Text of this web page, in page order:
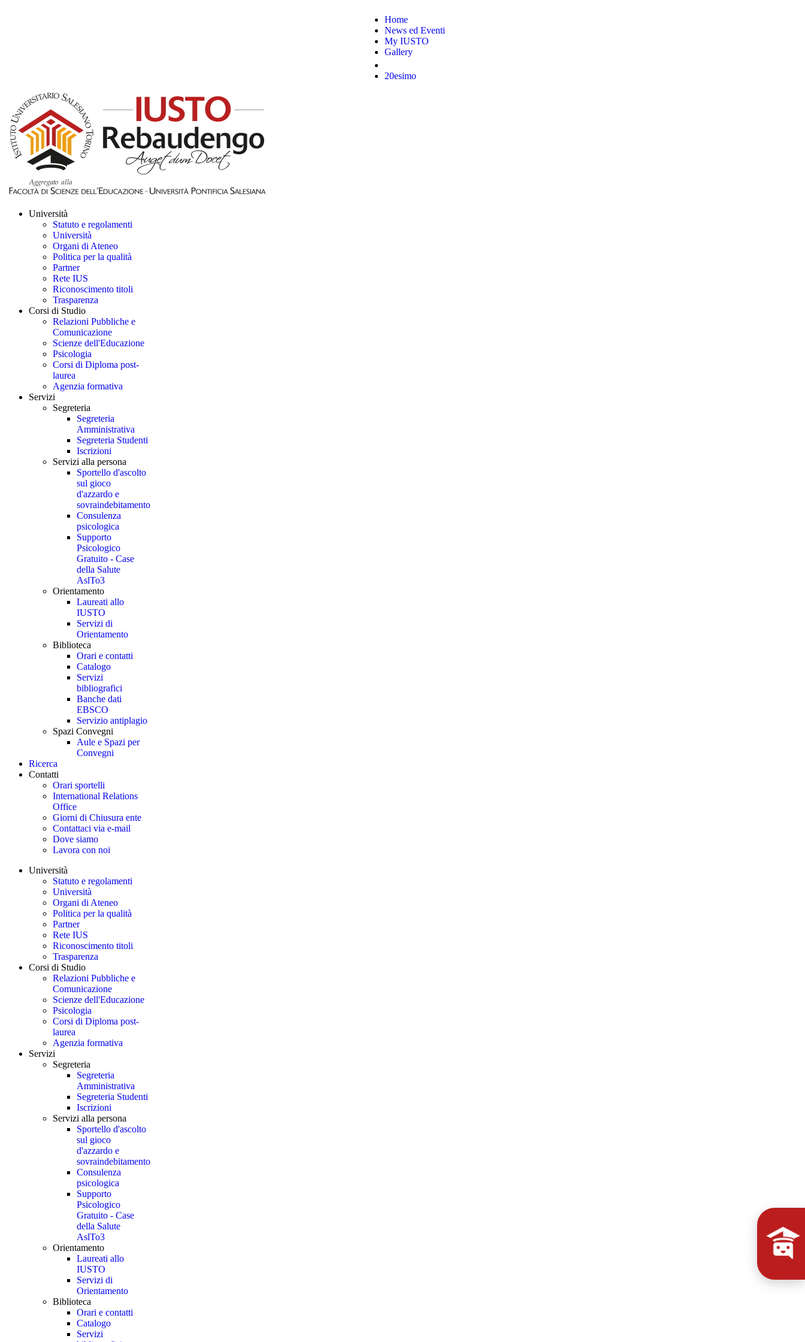
Home
News ed Eventi
My IUSTO
Gallery
20esimo
Università
Statuto e regolamenti
Università
Organi di Ateneo
Politica per la qualità
Partner
Rete IUS
Riconoscimento titoli
Trasparenza
Corsi di Studio
Relazioni Pubbliche e
Comunicazione
Scienze dell'Educazione
Psicologia
Corsi di Diploma post-
laurea
Agenzia formativa
Servizi
Segreteria
Segreteria
Amministrativa
Segreteria Studenti
Iscrizioni
Servizi alla persona
Sportello d'ascolto
sul gioco
d'azzardo e
sovraindebitamento
Consulenza
psicologica
Supporto
Psicologico
Gratuito - Case
della Salute
AslTo3
Orientamento
Laureati allo
IUSTO
Servizi di
Orientamento
Biblioteca
Orari e contatti
Catalogo
Servizi
bibliografici
Banche dati
EBSCO
Servizio antiplagio
Spazi Convegni
Aule e Spazi per
Convegni
Ricerca
Contatti
Orari sportelli
International Relations
Office
Giorni di Chiusura ente
Contattaci via e-mail
Dove siamo
Lavora con noi
Università
Statuto e regolamenti
Università
Organi di Ateneo
Politica per la qualità
Partner
Rete IUS
Riconoscimento titoli
Trasparenza
Corsi di Studio
Relazioni Pubbliche e
Comunicazione
Scienze dell'Educazione
Psicologia
Corsi di Diploma post-
laurea
Agenzia formativa
Servizi
Segreteria
Segreteria
Amministrativa
Segreteria Studenti
Iscrizioni
Servizi alla persona
Sportello d'ascolto
sul gioco
d'azzardo e
sovraindebitamento
Consulenza
psicologica
Supporto
Psicologico
Gratuito - Case
della Salute
AslTo3
Orientamento
Laureati allo
IUSTO
Servizi di
Orientamento
Biblioteca
Orari e contatti
Catalogo
Servizi